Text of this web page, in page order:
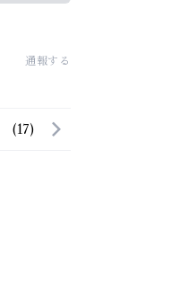
通報する
(17)